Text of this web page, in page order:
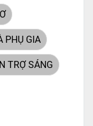
PHỤ GIA
TRỢ SÁNG